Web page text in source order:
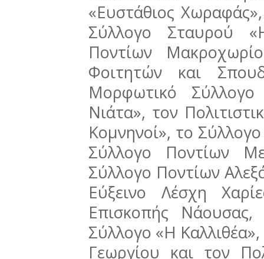
«Ευστάθιος
Σύλλογο Σταυρού
Ποντίων
Φοιτητών και
Μορφωτικό
Νιάτα», τον
Κομνηνοί», το
Σύλλογο Ποντίων
Σύλλογο Ποντίων
Εύξεινο Λέσχη
Επισκοπής
Σύλλογο «Η
Γεωργίου και τον